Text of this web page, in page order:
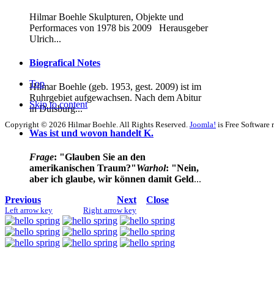
Hilmar Boehle Skulpturen, Objekte und
Performaces von 1978 bis 2009
Herausgeber
Ulrich...
Biografical Notes
Hilmar Boehle (geb. 1953, gest. 2009) ist im
Ruhrgebiet aufgewachsen. Nach dem Abitur
in Duisburg...
Was ist und wovon handelt K.
Frage: "Glauben Sie an den
amerikanischen Traum?"Warhol: "Nein,
aber ich glaube, wir können damit Geld...
Previous
Left arrow key
Next
Right arrow key
Close
Top
Skip to content
Copyright © 2026 Hilmar Boehle. All Rights Reserved. Joomla! is Free Software